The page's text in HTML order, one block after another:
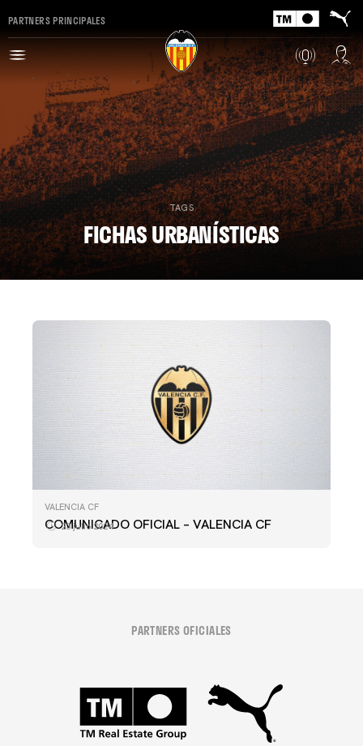
PARTNERS PRINCIPALES
TAGS
FICHAS URBANÍSTICAS
VALENCIA CF
COMUNICADO OFICIAL – VALENCIA CF
23 julio 2024
PARTNERS OFICIALES